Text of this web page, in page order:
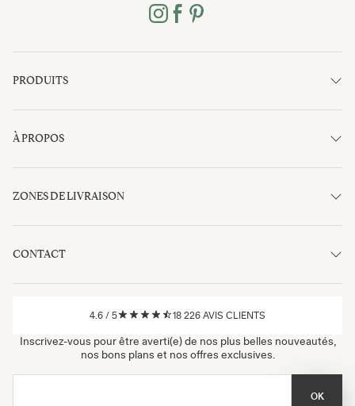
PRODUITS
À PROPOS
ZONES DE LIVRAISON
CONTACT
4.6 / 5 18 226 AVIS CLIENTS
Inscrivez-vous pour être averti(e) de nos plus belles nouveautés,
nos bons plans et nos offres exclusives.
OK